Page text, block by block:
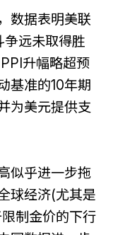
数据表明美联
远未取得胜
升幅略超预
基准的10年期
为美元提供支
似乎进一步拖
球经济(尤其是
制金价的下行